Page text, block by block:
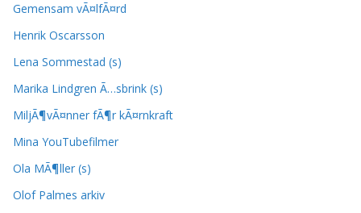
Gemensam vÃ¤lfÃ¤rd
Henrik Oscarsson
Lena Sommestad (s)
Marika Lindgren Ã…sbrink (s)
MiljÃ¶vÃ¤nner fÃ¶r kÃ¤rnkraft
Mina YouTubefilmer
Ola MÃ¶ller (s)
Olof Palmes arkiv